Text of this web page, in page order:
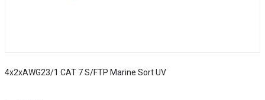
4x2xAWG23/1 CAT 7 S/FTP Marine Sort UV